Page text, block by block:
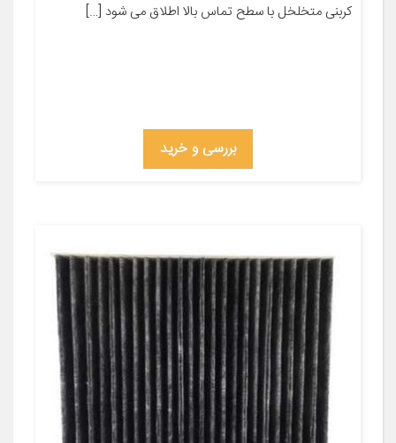
کربنی متخلخل با سطح تماس بالا اطلاق می شود […]
بررسی و خرید